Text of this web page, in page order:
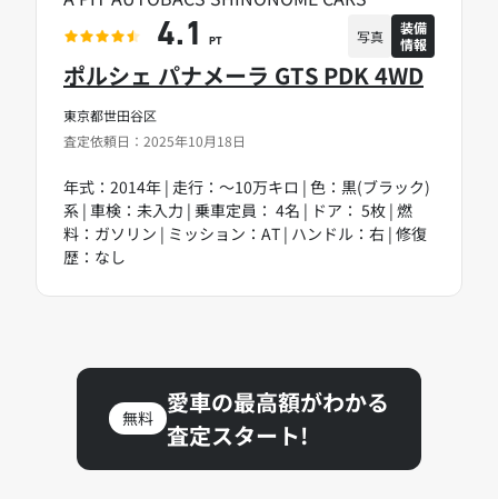
東京都世田谷区
査定依頼日：2025年10月18日
ポルシェ パナメーラ GTS PDK 4WD
年式：2014年 | 走行：～10万キロ | 色：黒(ブラック)
系 | 車検：未入力 | 乗車定員： 4名 | ドア： 5枚 | 燃
料：ガソリン | ミッション：AT | ハンドル：右 | 修復
歴：なし
4.1 PT 写真
装備
情報
無料
愛車の最高額がわかる
査定スタート!